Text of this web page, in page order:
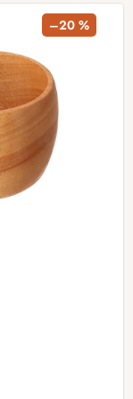
–20 %